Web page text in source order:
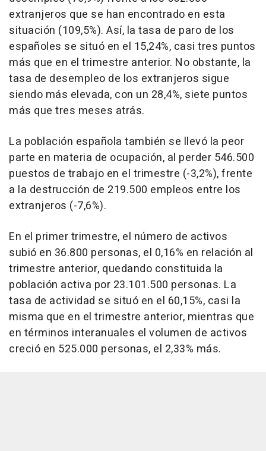
extranjeros que se han encontrado en esta
situación (109,5%). Así, la tasa de paro de los
españoles se situó en el 15,24%, casi tres puntos
más que en el trimestre anterior. No obstante, la
tasa de desempleo de los extranjeros sigue
siendo más elevada, con un 28,4%, siete puntos
más que tres meses atrás.
La población española también se llevó la peor
parte en materia de ocupación, al perder 546.500
puestos de trabajo en el trimestre (-3,2%), frente
a la destrucción de 219.500 empleos entre los
extranjeros (-7,6%).
En el primer trimestre, el número de activos
subió en 36.800 personas, el 0,16% en relación al
trimestre anterior, quedando constituida la
población activa por 23.101.500 personas. La
tasa de actividad se situó en el 60,15%, casi la
misma que en el trimestre anterior, mientras que
en términos interanuales el volumen de activos
creció en 525.000 personas, el 2,33% más.